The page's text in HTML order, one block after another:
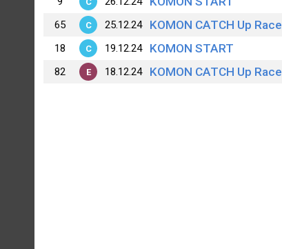
65 C 25.12.24 KOMON CATCH Up Race
18 C 19.12.24 KOMON START
82 E 18.12.24 KOMON CATCH Up Race